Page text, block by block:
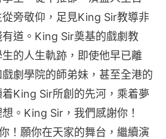
旁敬仰，足見King Sir教導非
道。King Sir奠基的戲劇教
的人生軌跡，即使他早已離
劇學院的師弟妹，甚至全港的
King Sir所創的先河，乘着夢
。King Sir，我們感謝你！
！願你在天家的舞台，繼續演